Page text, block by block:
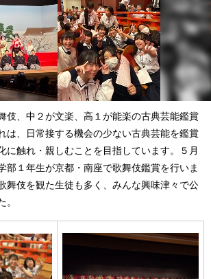
伎、中２が文楽、高１が能楽の古典芸能鑑賞
は、日常接する機会の少ない古典芸能を鑑賞
に触れ・親しむことを目指しています。５月
部１年生が京都・南座で歌舞伎鑑賞を行いま
舞伎を観た生徒も多く、みんな興味津々で公
。